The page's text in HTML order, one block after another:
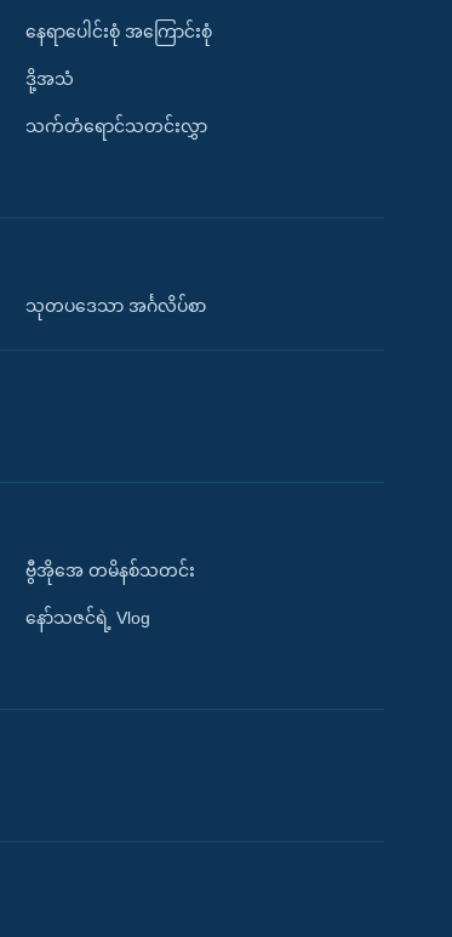
နေရာပေါင်းစုံ အကြောင်းစုံ
ဒို့အသံ
သက်တံရောင်သတင်းလွှာ
သုတပဒေသာ အင်္ဂလိပ်စာ
ဗွီအိုအေ တမိနစ်သတင်း
နော်သဇင်ရဲ့ Vlog